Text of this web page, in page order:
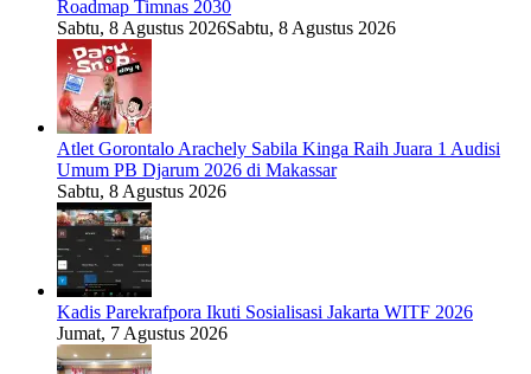
Roadmap Timnas 2030
Sabtu, 8 Agustus 2026Sabtu, 8 Agustus 2026
Atlet Gorontalo Arachely Sabila Kinga Raih Juara 1 Audisi
Umum PB Djarum 2026 di Makassar
Sabtu, 8 Agustus 2026
Kadis Parekrafpora Ikuti Sosialisasi Jakarta WITF 2026
Jumat, 7 Agustus 2026